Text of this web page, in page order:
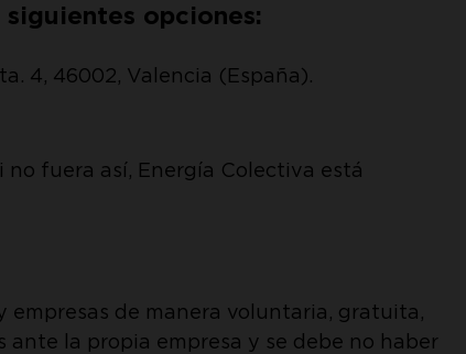
opciones:
4, 46002, Valencia (España).
fuera así, Energía Colectiva está
empresas de manera voluntaria, gratuita,
la propia empresa y se debe no haber